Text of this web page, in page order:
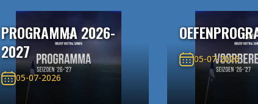
PROGRAMMA 2026-
2027
05-07-2026
05-07-2026